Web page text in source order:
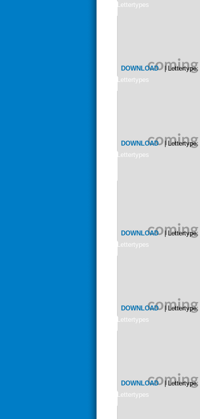
Lettertypes
DOWNLOAD| Lettertype:
Lettertypes
DOWNLOAD| Lettertype:
Lettertypes
DOWNLOAD| Lettertype:
Lettertypes
DOWNLOAD| Lettertype:
Lettertypes
DOWNLOAD| Lettertype:
Lettertypes